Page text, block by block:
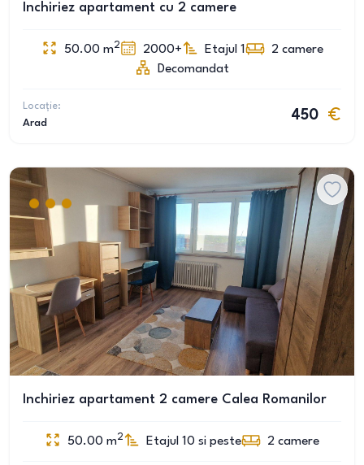
Inchiriez apartament cu 2 camere
50.00 m2 2000+ Etajul 1 2 camere
Decomandat
Locație:
Arad
450
Inchiriez apartament 2 camere Calea Romanilor
50.00 m2 Etajul 10 si peste 2 camere